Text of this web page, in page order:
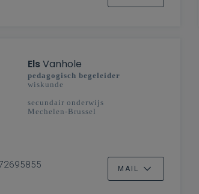
ElsVanhole
pedagogisch begeleider
wiskunde
secundair onderwijs
Mechelen-Brussel
MAIL